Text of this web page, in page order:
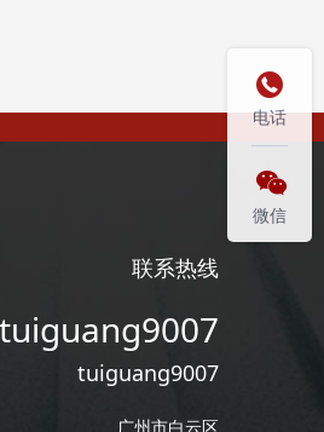
联系热线
tuiguang9007
tuiguang9007
广州市白云区

电话

微信